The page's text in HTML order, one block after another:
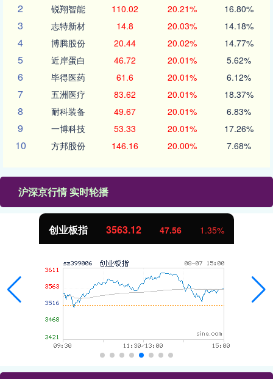
2 锐翔智能 110.02 20.21% 16.80%
3 志特新材 14.8 20.03% 14.18%
4 博腾股份 20.44 20.02% 14.77%
5 近岸蛋白 46.72 20.01% 5.62%
6 毕得医药 61.6 20.01% 6.12%
7 五洲医疗 83.62 20.01% 18.37%
8 耐科装备 49.67 20.01% 6.83%
9 一博科技 53.33 20.01% 17.26%
10 方邦股份 146.16 20.00% 7.68%
沪深京行情 实时轮播
创业板指 3563.12 47.56 1.35%